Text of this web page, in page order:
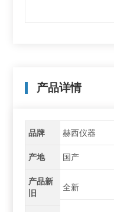
产品详情
品牌 赫西仪器
产地 国产
产品新
旧
全新